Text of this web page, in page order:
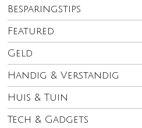
Besparingstips
Featured
Geld
Handig & Verstandig
Huis & Tuin
Tech & Gadgets